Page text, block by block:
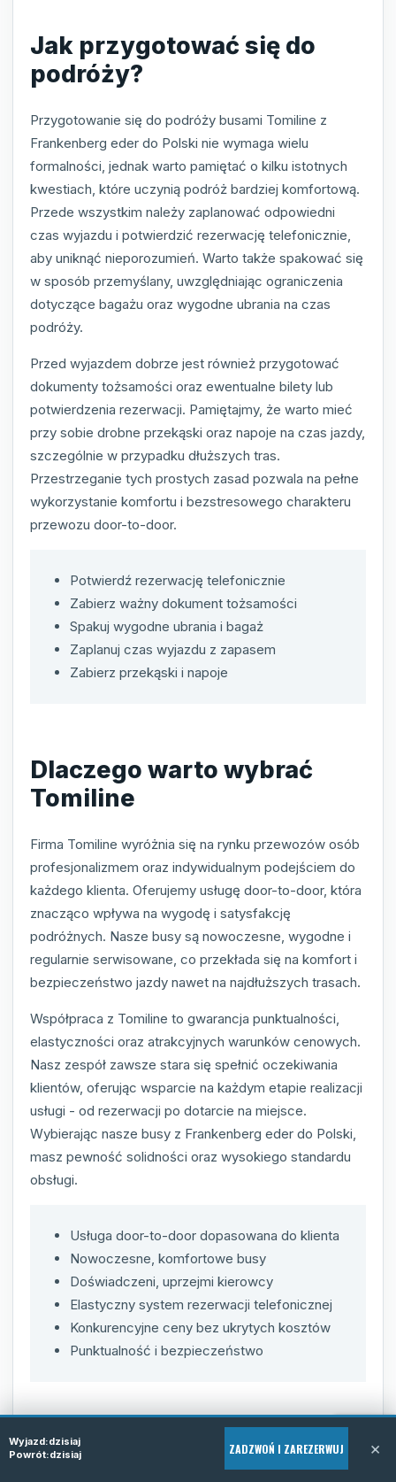
Jak przygotować się do
podróży?
Przygotowanie się do podróży busami Tomiline z
Frankenberg eder do Polski nie wymaga wielu
formalności, jednak warto pamiętać o kilku istotnych
kwestiach, które uczynią podróż bardziej komfortową.
Przede wszystkim należy zaplanować odpowiedni
czas wyjazdu i potwierdzić rezerwację telefonicznie,
aby uniknąć nieporozumień. Warto także spakować się
w sposób przemyślany, uwzględniając ograniczenia
dotyczące bagażu oraz wygodne ubrania na czas
podróży.
Przed wyjazdem dobrze jest również przygotować
dokumenty tożsamości oraz ewentualne bilety lub
potwierdzenia rezerwacji. Pamiętajmy, że warto mieć
przy sobie drobne przekąski oraz napoje na czas jazdy,
szczególnie w przypadku dłuższych tras.
Przestrzeganie tych prostych zasad pozwala na pełne
wykorzystanie komfortu i bezstresowego charakteru
przewozu door-to-door.
Potwierdź rezerwację telefonicznie
Zabierz ważny dokument tożsamości
Spakuj wygodne ubrania i bagaż
Zaplanuj czas wyjazdu z zapasem
Zabierz przekąski i napoje
Dlaczego warto wybrać
Tomiline
Firma Tomiline wyróżnia się na rynku przewozów osób
profesjonalizmem oraz indywidualnym podejściem do
każdego klienta. Oferujemy usługę door-to-door, która
znacząco wpływa na wygodę i satysfakcję
podróżnych. Nasze busy są nowoczesne, wygodne i
regularnie serwisowane, co przekłada się na komfort i
bezpieczeństwo jazdy nawet na najdłuższych trasach.
Współpraca z Tomiline to gwarancja punktualności,
elastyczności oraz atrakcyjnych warunków cenowych.
Nasz zespół zawsze stara się spełnić oczekiwania
klientów, oferując wsparcie na każdym etapie realizacji
usługi - od rezerwacji po dotarcie na miejsce.
Wybierając nasze busy z Frankenberg eder do Polski,
masz pewność solidności oraz wysokiego standardu
obsługi.
Usługa door-to-door dopasowana do klienta
Nowoczesne, komfortowe busy
Doświadczeni, uprzejmi kierowcy
Elastyczny system rezerwacji telefonicznej
Konkurencyjne ceny bez ukrytych kosztów
Punktualność i bezpieczeństwo
Wyjazd:dzisiaj
Powrót:dzisiaj ZADZWOŃ I ZAREZERWUJ ×